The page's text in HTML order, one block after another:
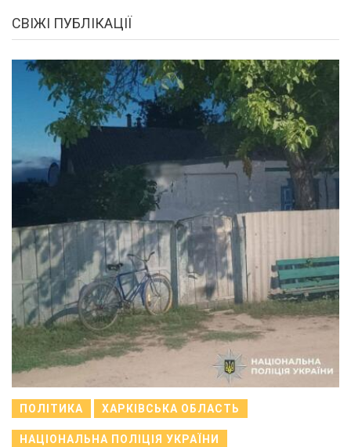
СВІЖІ ПУБЛІКАЦІЇ
ПОЛІТИКА ХАРКІВСЬКА ОБЛАСТЬ
НАЦІОНАЛЬНА ПОЛІЦІЯ УКРАЇНИ